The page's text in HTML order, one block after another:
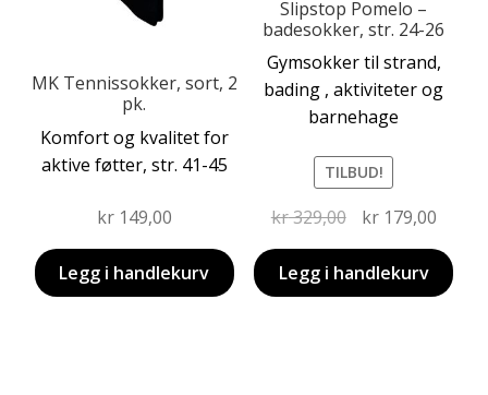
MK Tennissokker, sort, 2
pk.
Komfort og kvalitet for
aktive føtter, str. 41-45
kr149,00
Legg i handlekurv
Slipstop Pomelo –
badesokker, str. 24-26
Gymsokker til strand,
bading , aktiviteter og
barnehage
TILBUD!
kr329,00
Opprinnelig
pris
var:
kr 329,00.
kr179,00
pris
er:
kr
Legg i handlekurv